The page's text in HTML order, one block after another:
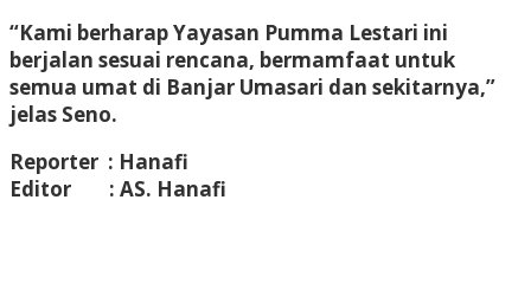
“Kami berharap Yayasan Pumma Lestari ini
berjalan sesuai rencana, bermamfaat untuk
semua umat di Banjar Umasari dan sekitarnya,”
jelas Seno.
Reporter : Hanafi
Editor : AS. Hanafi